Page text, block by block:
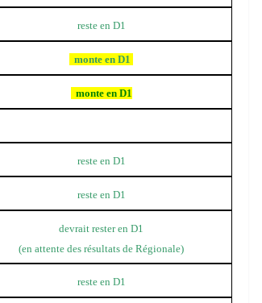
reste en D1
monte en D1
monte en D1
reste en D1
reste en D1
devrait rester en D1
(en attente des résultats de Régionale)
reste en D1